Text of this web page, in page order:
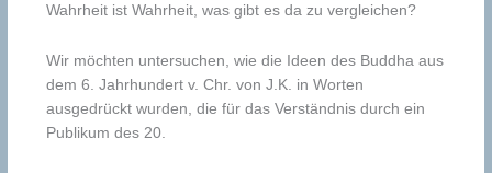
Wahrheit ist Wahrheit, was gibt es da zu vergleichen?
Wir möchten untersuchen, wie die Ideen des Buddha aus
dem 6. Jahrhundert v. Chr. von J.K. in Worten
ausgedrückt wurden, die für das Verständnis durch ein
Publikum des 20.